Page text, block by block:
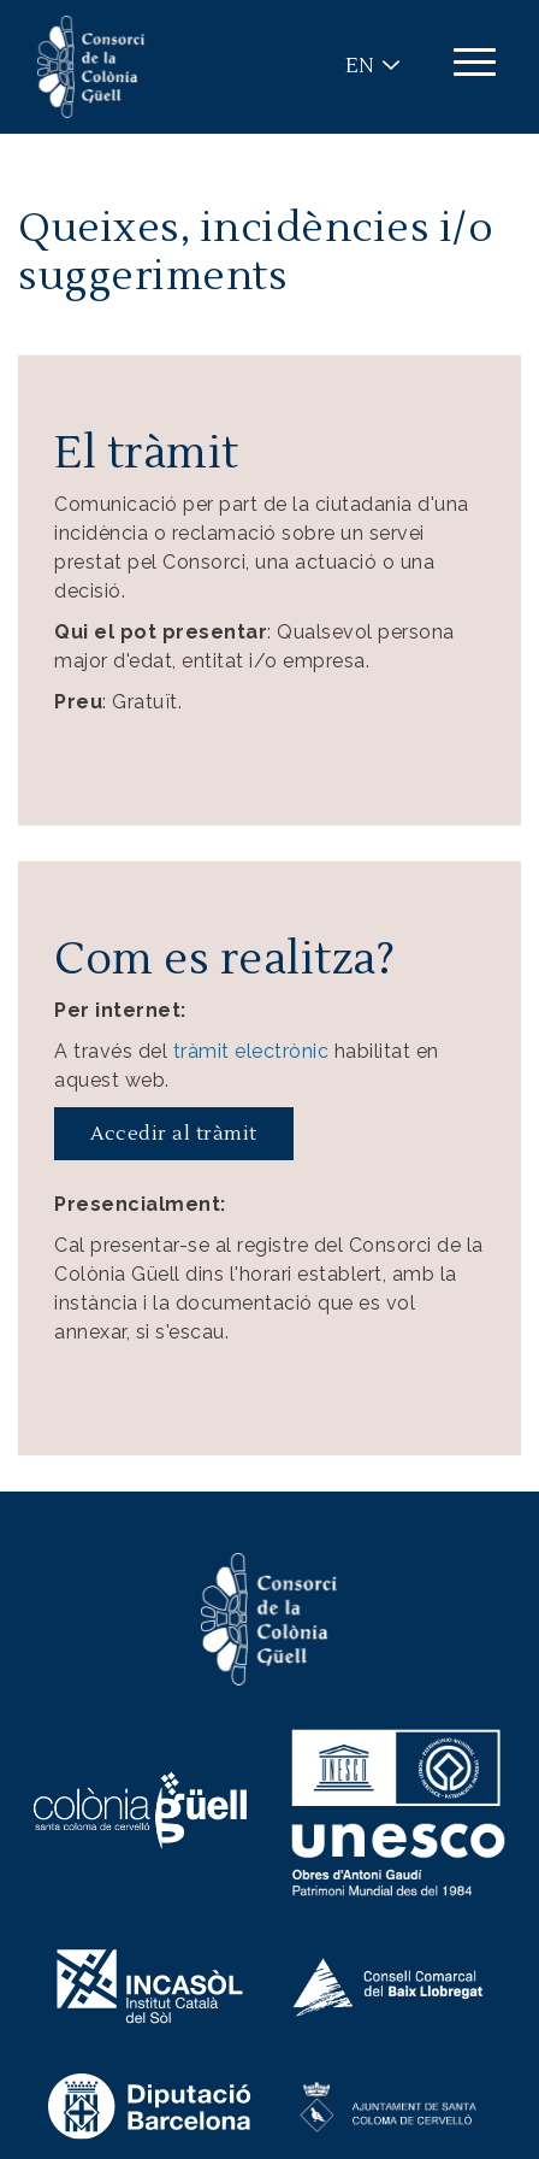
EN
Queixes, incidències i/o
suggeriments
El tràmit
Comunicació per part de la ciutadania d'una
incidència o reclamació sobre un servei
prestat pel Consorci, una actuació o una
decisió.
Qui el pot presentar: Qualsevol persona
major d'edat, entitat i/o empresa.
Preu: Gratuït.
Com es realitza?
Per internet:
A través del tràmit electrònic habilitat en
aquest web.
Accedir al tràmit
Presencialment:
Cal presentar-se al registre del Consorci de la
Colònia Güell dins l'horari establert, amb la
instància i la documentació que es vol
annexar, si s'escau.